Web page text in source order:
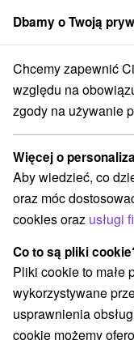
członek grupySorger
na Słowacji Wieże
Wieże
Oravské
Kategorie
Wszystkie kategorie
Escaperoom(1)
Zabytki techniki(1)
Chaty górskie(1)
Ośrodek narciarski
Dbamy o Twoją
Chcemy zapewnić
względu na
zgody na używanie
Więcej o
Aby wiedzieć, co
oraz móc
cookies oraz usługi
Co to są pliki
Pliki cookie to małe
wykorzystywane
usprawnienia
cookie możemy